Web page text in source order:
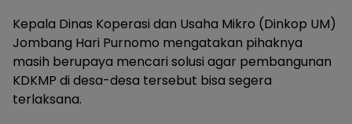
Kepala Dinas Koperasi dan Usaha Mikro (Dinkop UM)
Jombang Hari Purnomo mengatakan pihaknya
masih berupaya mencari solusi agar pembangunan
KDKMP di desa-desa tersebut bisa segera
terlaksana.